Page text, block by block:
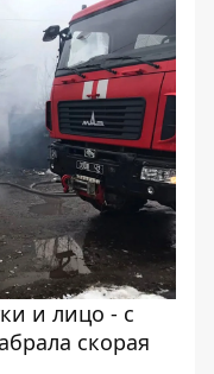
и лицо - с
скорая